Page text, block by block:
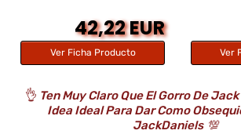
42,22 EUR
Ver Ficha Producto Ver
👌 Ten Muy Claro Que El Gorro De
Idea Ideal Para Dar Como
JackDaniels 💯